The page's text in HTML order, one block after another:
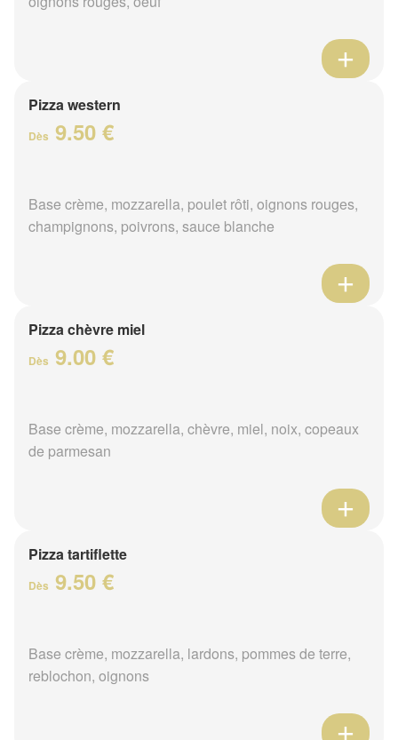
Pizza western
Dès 9.50 €
Base crème, mozzarella, poulet rôti, oignons rouges,
champignons, poivrons, sauce blanche
Pizza chèvre miel
Dès 9.00 €
Base crème, mozzarella, chèvre, miel, noix, copeaux
de parmesan
Pizza tartiflette
Dès 9.50 €
Base crème, mozzarella, lardons, pommes de terre,
reblochon, oignons